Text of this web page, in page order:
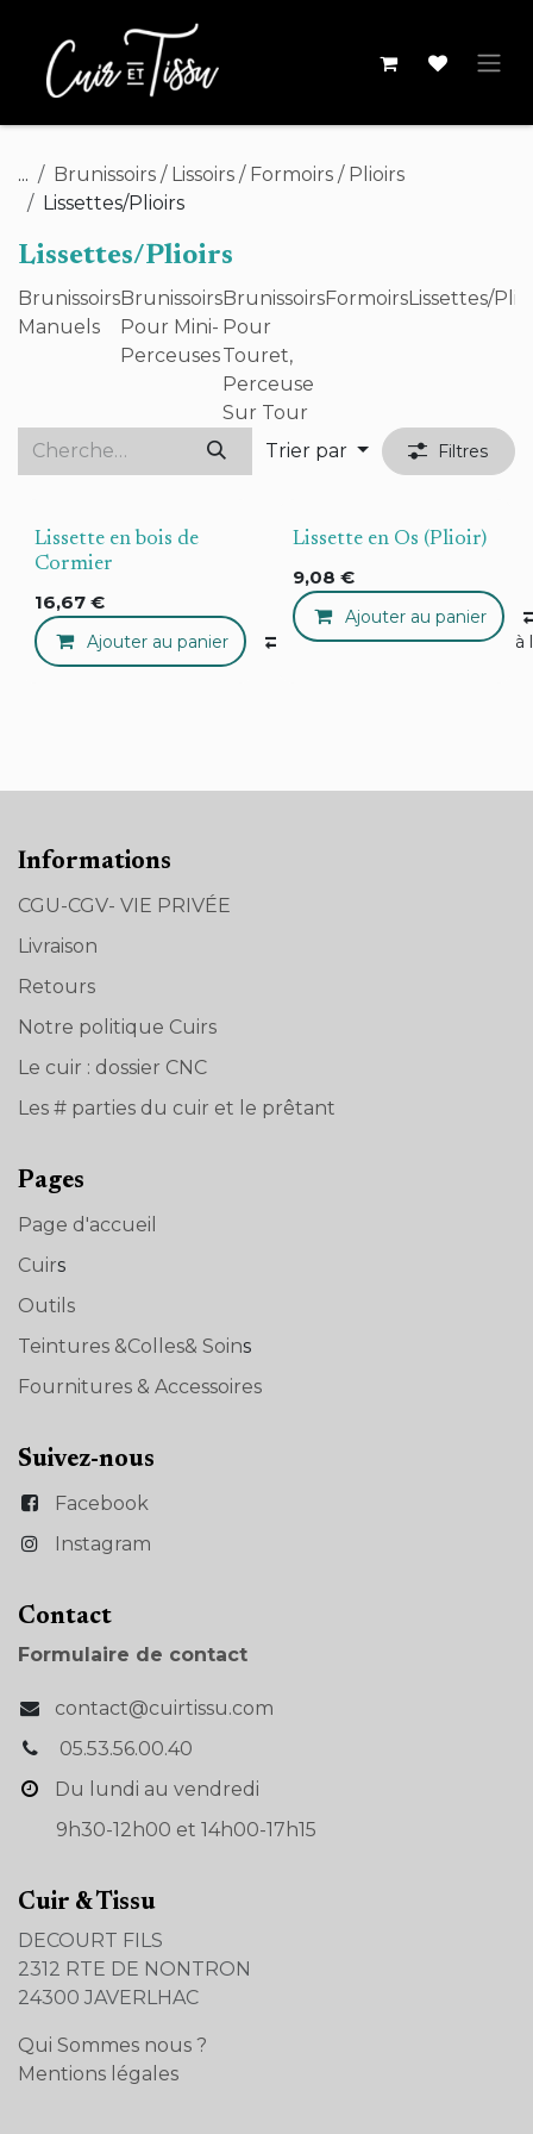
...
Brunissoirs / Lissoirs / Formoirs / Plioirs
Lissettes/Plioirs
Lissettes/Plioirs
Brunissoirs
Manuels
Brunissoirs
Pour Mini-
Perceuses
Brunissoirs
Pour
Touret,
Perceuse
Sur Tour
FormoirsLissettes/
Trier par Filtres
Lissette en bois de
Cormier
16,67 €
Ajouter au panier Compare Ajouter à
Lissette en Os (Plioir)
9,08 €
Ajouter au panier
Informations
CGU-CGV- VIE PRIVÉE
Livraison
Retours
Notre politique Cuirs
Le cuir : dossier CNC
Les # parties du cuir et le prêtant
Pages
Page d'accueil
Cuirs
Outils
Teintures &Colles& Soins
Fournitures & Accessoires
Suivez-nous
Facebook
Instagram
Con​tact
Formulaire de contact
contact@cuirtissu.com
05.53.56.00.40
Du lundi au vendredi
9h30-12h00 et 14h00-17h15
Cuir & Tissu
DECOURT FILS
2312 RTE DE NONTRON
24300 JAVERLHAC
Qui Sommes nous ?
Mentions légales